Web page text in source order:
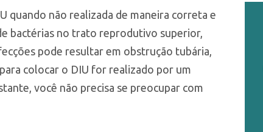
quando não realizada de maneira correta e
bactérias no trato reprodutivo superior,
pode resultar em obstrução tubária,
colocar o DIU for realizado por um
você não precisa se preocupar com